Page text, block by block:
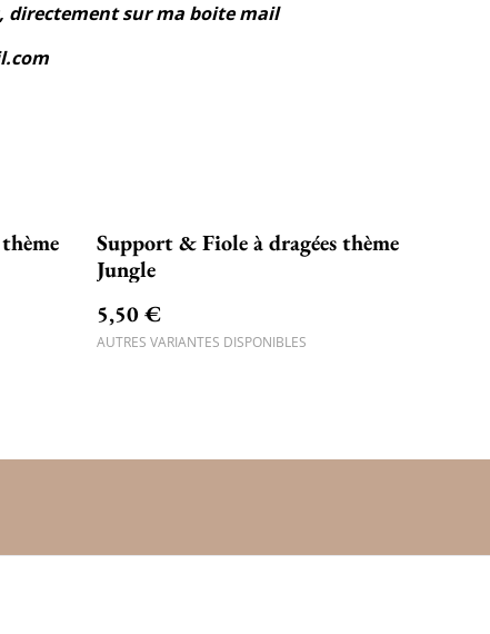
directement sur ma boite mail
Support & Fiole à dragées thème
Jungle
5,50 €
AUTRES VARIANTES DISPONIBLES